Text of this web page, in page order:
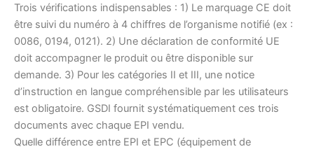
Trois vérifications indispensables : 1) Le marquage CE doit
être suivi du numéro à 4 chiffres de l’organisme notifié (ex :
0086, 0194, 0121). 2) Une déclaration de conformité UE
doit accompagner le produit ou être disponible sur
demande. 3) Pour les catégories II et III, une notice
d’instruction en langue compréhensible par les utilisateurs
est obligatoire. GSDI fournit systématiquement ces trois
documents avec chaque EPI vendu.
Quelle différence entre EPI et EPC (équipement de